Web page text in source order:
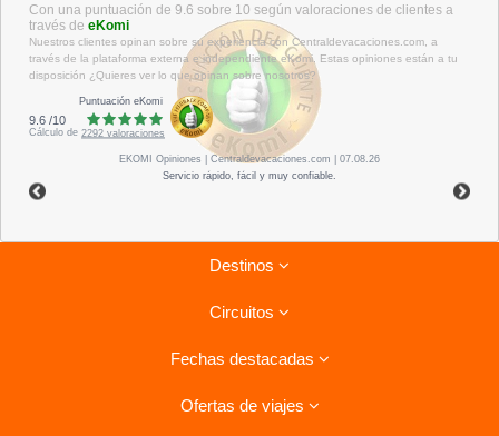
Con una puntuación de 9.6 sobre 10 según valoraciones de clientes a
través de eKomi
Nuestros clientes opinan sobre su experiencia con Centraldevacaciones.com, a
través de la plataforma externa e independiente eKomi. Estas opiniones están a tu
disposición ¿Quieres ver lo que opinan sobre nosotros?
Puntuación eKomi
9.6 /10
Cálculo de 2292 valoraciones
EKOMI Opiniones
| Centraldevacaciones.com | 07.08.26
Servicio rápido, fácil y muy confiable.
Destinos
Riviera Maya
Tenerife
Lanzarote
Circuitos
Combinados La Habana- Varadero
Circuitos por Italia
Fechas destacadas
Ofertas para el verano
Ofertas de viajes